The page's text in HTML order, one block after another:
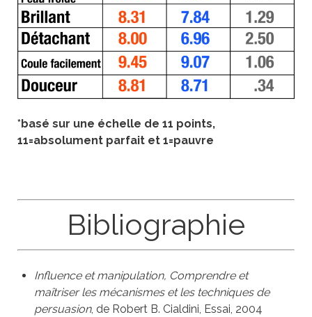
*basé sur une échelle de 11 points,
11=absolument parfait et 1=pauvre
Bibliographie
Influence et manipulation, Comprendre et
maîtriser les mécanismes et les techniques de
persuasion, de Robert B. Cialdini, Essai, 2004